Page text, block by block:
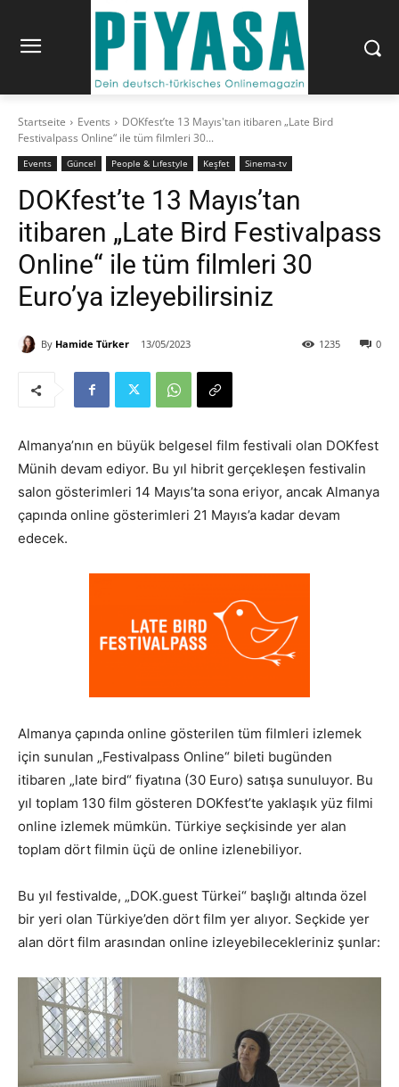
Startseite Events
DOKfest’te 13 Mayıs'tan itibaren „Late Bird
Festivalpass Online“ ile tüm filmleri 30...
Events Güncel People & Lıfestyle Keşfet Sinema-tv
DOKfest’te 13 Mayıs’tan
itibaren „Late Bird Festivalpass
Online“ ile tüm filmleri 30
Euro’ya izleyebilirsiniz
By Hamide Türker 13/05/2023 0
1235
Almanya’nın en büyük belgesel film festivali olan DOKfest
Münih devam ediyor. Bu yıl hibrit gerçekleşen festivalin
salon gösterimleri 14 Mayıs’ta sona eriyor, ancak Almanya
çapında online gösterimleri 21 Mayıs’a kadar devam
edecek.
Almanya çapında online gösterilen tüm filmleri izlemek
için sunulan „Festivalpass Online“ bileti bugünden
itibaren „late bird“ fiyatına (30 Euro) satışa sunuluyor. Bu
yıl toplam 130 film gösteren DOKfest’te yaklaşık yüz filmi
online izlemek mümkün. Türkiye seçkisinde yer alan
toplam dört filmin üçü de online izlenebiliyor.
Bu yıl festivalde, „DOK.guest Türkei“ başlığı altında özel
bir yeri olan Türkiye’den dört film yer alıyor. Seçkide yer
alan dört film arasından online izleyebilecekleriniz şunlar: